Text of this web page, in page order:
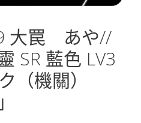
大罠 あや//
SR 藍色 LV3
（機關）